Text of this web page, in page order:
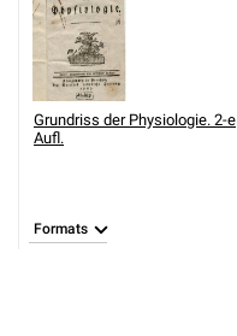
Grundriss der Physiologie. 2-e
Aufl.
Formats